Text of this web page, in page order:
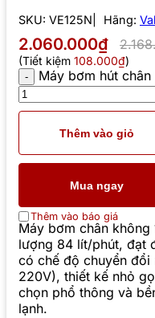
SKU: VE125N Hãng:
2.060.000₫
(Tiết kiệm 108.000₫)
Máy bơm hút
Thêm vào giỏ
Mua ngay
Thêm vào báo giá
Máy bơm chân không
lượng 84 lít/phút, đạt
có chế độ chuyển đổi
220V), thiết kế nhỏ
chọn phổ thông và
lạnh.